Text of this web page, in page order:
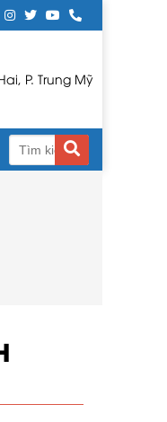
P. Trung Mỹ